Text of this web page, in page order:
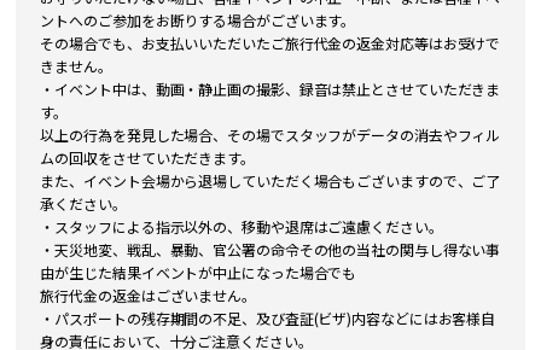
ントへのご参加をお断りする場合がございます。
その場合でも、お支払いいただいたご旅行代金の返金対応等はお受けで
きません。
・イベント中は、動画・静止画の撮影、録音は禁止とさせていただきま
す。
以上の行為を発見した場合、その場でスタッフがデータの消去やフィル
ムの回収をさせていただきます。
また、イベント会場から退場していただく場合もございますので、ご了
承ください。
・スタッフによる指示以外の、移動や退席はご遠慮ください。
・天災地変、戦乱、暴動、官公署の命令その他の当社の関与し得ない事
由が生じた結果イベントが中止になった場合でも
旅行代金の返金はございません。
・パスポートの残存期間の不足、及び査証(ビザ)内容などにはお客様自
身の責任において、十分ご注意ください。